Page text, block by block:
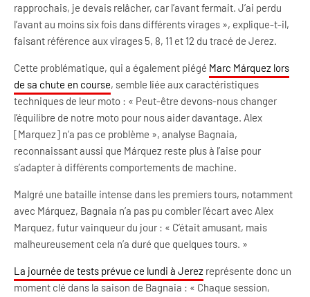
rapprochais, je devais relâcher, car l’avant fermait. J’ai perdu
l’avant au moins six fois dans différents virages », explique-t-il,
faisant référence aux virages 5, 8, 11 et 12 du tracé de Jerez.
Cette problématique, qui a également piégé Marc Márquez lors
de sa chute en course, semble liée aux caractéristiques
techniques de leur moto : « Peut-être devons-nous changer
l’équilibre de notre moto pour nous aider davantage. Alex
[Marquez] n’a pas ce problème », analyse Bagnaia,
reconnaissant aussi que Márquez reste plus à l’aise pour
s’adapter à différents comportements de machine.
Malgré une bataille intense dans les premiers tours, notamment
avec Márquez, Bagnaia n’a pas pu combler l’écart avec Alex
Marquez, futur vainqueur du jour : « C’était amusant, mais
malheureusement cela n’a duré que quelques tours. »
La journée de tests prévue ce lundi à Jerez représente donc un
moment clé dans la saison de Bagnaia : « Chaque session,